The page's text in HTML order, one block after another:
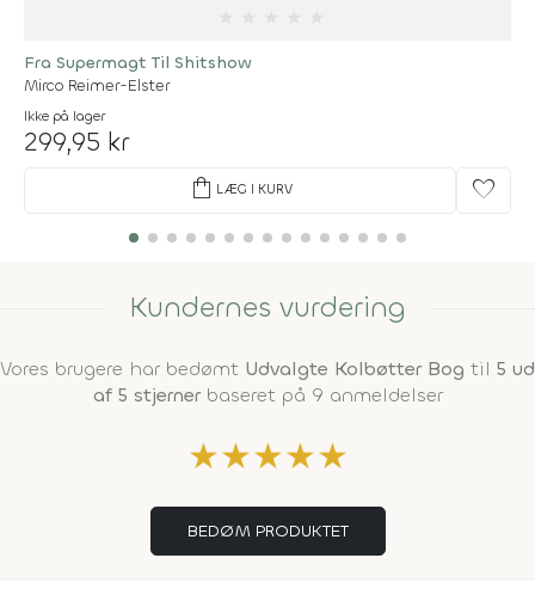
Fra Supermagt Til Shitshow
Mirco Reimer-Elster
Ikke på lager
299,95 kr
shopping_bag LÆG I KURV favorite
Kundernes vurdering
Vores brugere har bedømt Udvalgte Kolbøtter Bog til 5 ud
af 5 stjernerbaseret på 9 anmeldelser
★★★★★
BEDØM PRODUKTET